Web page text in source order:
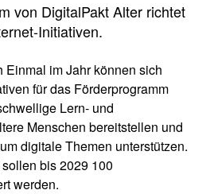
von DigitalPakt Alter richtet
Initiativen.
Einmal im Jahr können sich
für das Förderprogramm
Lern- und
Menschen bereitstellen und
digitale Themen unterstützen.
bis 2029 100
werden.